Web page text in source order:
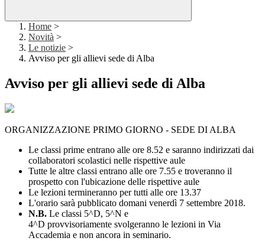
Home >
Novità >
Le notizie >
Avviso per gli allievi sede di Alba
Avviso per gli allievi sede di Alba
ORGANIZZAZIONE PRIMO GIORNO - SEDE DI ALBA
Le classi prime entrano alle ore 8.52 e saranno indirizzati dai
collaboratori scolastici nelle rispettive aule
Tutte le altre classi entrano alle ore 7.55 e troveranno il
prospetto con l'ubicazione delle rispettive aule
Le lezioni termineranno per tutti alle ore 13.37
L'orario sarà pubblicato domani venerdì 7 settembre 2018.
N.B. Le classi 5^D, 5^N e
4^D provvisoriamente svolgeranno le lezioni in Via
Accademia e non ancora in seminario.